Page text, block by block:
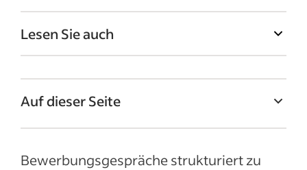
Lesen Sie auch
Auf dieser Seite
Wichtigste in Kürze
Bewerbungsgespräche strukturiert zu